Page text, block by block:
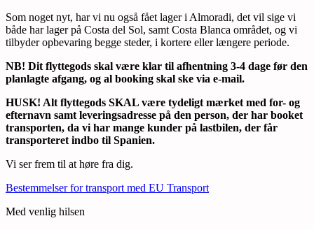
Som noget nyt, har vi nu også fået lager i Almoradi, det vil sige vi
både har lager på Costa del Sol, samt Costa Blanca området, og vi
tilbyder opbevaring begge steder, i kortere eller længere periode.
NB! Dit flyttegods skal være klar til afhentning 3-4 dage før den
planlagte afgang, og al booking skal ske via e-mail.
HUSK! Alt flyttegods SKAL være tydeligt mærket med for- og
efternavn samt leveringsadresse på den person, der har booket
transporten, da vi har mange kunder på lastbilen, der får
transporteret indbo til Spanien.
Vi ser frem til at høre fra dig.
Bestemmelser for transport med EU Transport
Med venlig hilsen